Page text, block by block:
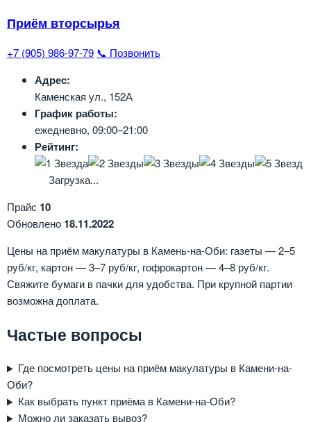
Приём вторсырья
+7 (905) 986-97-79 📞 Позвонить
Адрес:
Каменская ул., 152А
График работы:
ежедневно, 09:00–21:00
Рейтинг:
Загрузка...
Прайс 10
Обновлено 18.11.2022
Цены на приём макулатуры в Камень-на-Оби: газеты — 2–5
руб/кг, картон — 3–7 руб/кг, гофрокартон — 4–8 руб/кг.
Свяжите бумаги в пачки для удобства. При крупной партии
возможна доплата.
Частые вопросы
Где посмотреть цены на приём макулатуры в Камени-на-
Оби?
Как выбрать пункт приёма в Камени-на-Оби?
Можно ли заказать вывоз?